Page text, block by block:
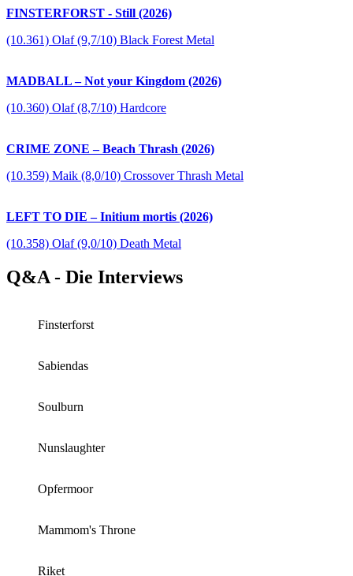
FINSTERFORST - Still (2026)
(10.361) Olaf (9,7/10) Black Forest Metal
MADBALL – Not your Kingdom (2026)
(10.360) Olaf (8,7/10) Hardcore
CRIME ZONE – Beach Thrash (2026)
(10.359) Maik (8,0/10) Crossover Thrash Metal
LEFT TO DIE – Initium mortis (2026)
(10.358) Olaf (9,0/10) Death Metal
Q&A - Die Interviews
Finsterforst
Sabiendas
Soulburn
Nunslaughter
Opfermoor
Mammom's Throne
Riket